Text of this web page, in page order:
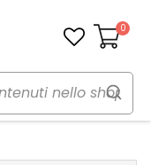
Carrello
0